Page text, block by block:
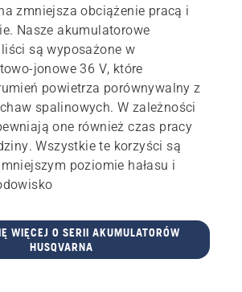
zmniejsza obciążenie pracą i
Nasze akumulatorowe
są wyposażone w
jonowe 36 V, które
powietrza porównywalny z
spalinowych. W zależności
one również czas pracy
Wszystkie te korzyści są
poziomie hałasu i
WIĘCEJ O SERII AKUMULATORÓW
HUSQVARNA